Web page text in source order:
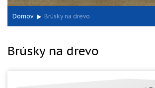
Domov Brúsky na drevo
Brúsky na drevo